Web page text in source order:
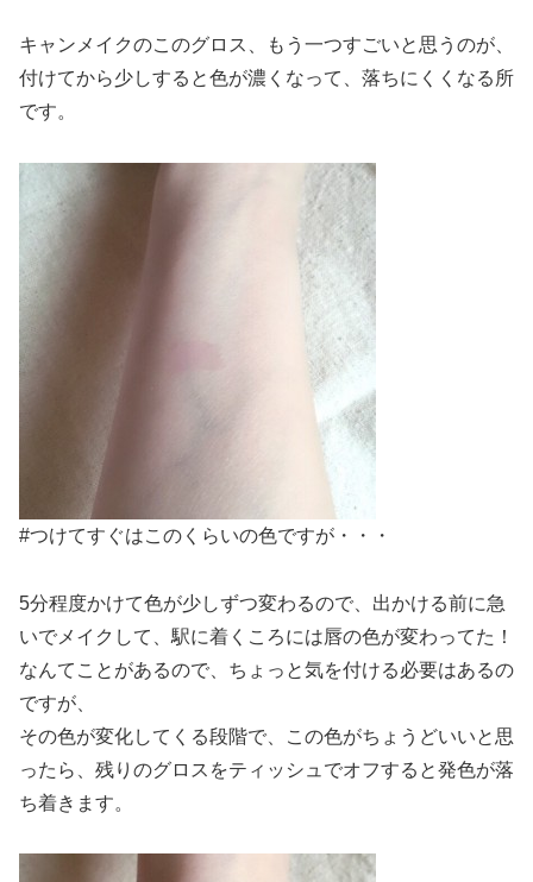
キャンメイクのこのグロス、もう一つすごいと思うのが、
付けてから少しすると色が濃くなって、落ちにくくなる所
です。
#つけてすぐはこのくらいの色ですが・・・
5分程度かけて色が少しずつ変わるので、出かける前に急
いでメイクして、駅に着くころには唇の色が変わってた！
なんてことがあるので、ちょっと気を付ける必要はあるの
ですが、
その色が変化してくる段階で、この色がちょうどいいと思
ったら、残りのグロスをティッシュでオフすると発色が落
ち着きます。